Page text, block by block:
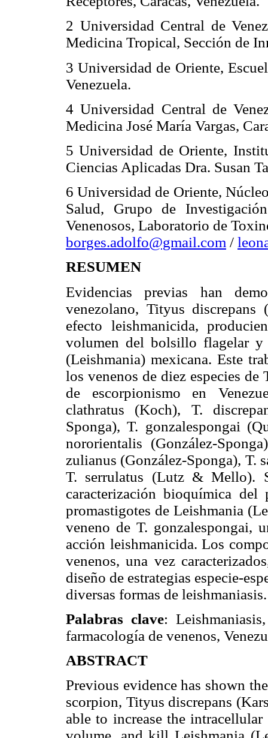
2 Universidad Central de
Medicina Tropical, Sección de
3 Universidad de Oriente,
Venezuela.
4 Universidad Central de
Medicina José María Vargas,
5 Universidad de Oriente,
Ciencias Aplicadas Dra. Susan
6 Universidad de Oriente,
Salud, Grupo de
Venenosos, Laboratorio de
borges.adolfo@gmail.com /
RESUMEN
Evidencias previas han
venezolano, Tityus
efecto leishmanicida,
volumen del bolsillo flagelar y
(Leishmania) mexicana. Este
los venenos de diez especies de
de escorpionismo en
clathratus (Koch), T.
Sponga), T. gonzalespongai
nororientalis (González-
zulianus (González-Sponga), T.
T. serrulatus (Lutz & Mello).
caracterización bioquímica
promastigotes de Leishmania
veneno de T. gonzalespongai,
acción leishmanicida. Los
venenos, una vez
diseño de estrategias especie-
diversas formas de leishmaniasis.
Palabras clave:
farmacología de venenos,
ABSTRACT
Previous evidence has shown
scorpion, Tityus discrepans
able to increase the